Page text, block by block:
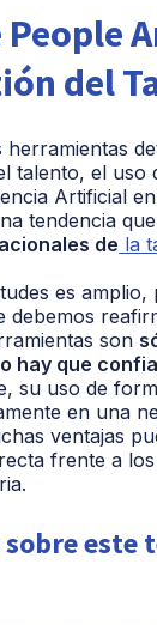
del
herramientas
talento, el uso
Artificial
tendencia
de la
es
debemos
son
hay que
su uso de
en una
ventajas
frente a
sobre este